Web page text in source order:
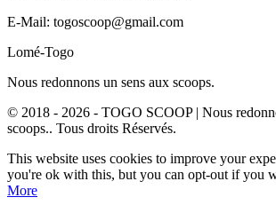
E-Mail: togoscoop@gmail.com
Lomé-Togo
Nous redonnons un sens aux scoops.
© 2018 - 2026 - TOGO SCOOP | Nous
scoops.. Tous droits Réservés.
This website uses cookies to improve your
you're ok with this, but you can opt-out if you
More